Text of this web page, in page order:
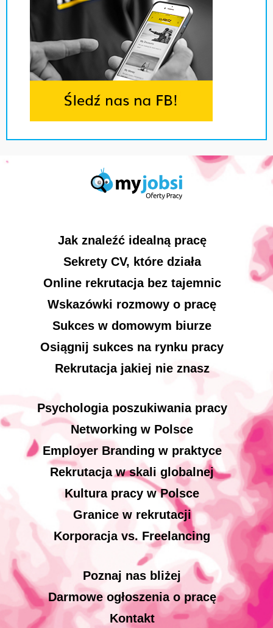
Jak znaleźć idealną pracę
Sekrety CV, które działa
Online rekrutacja bez tajemnic
Wskazówki rozmowy o pracę
Sukces w domowym biurze
Osiągnij sukces na rynku pracy
Rekrutacja jakiej nie znasz
Psychologia poszukiwania pracy
Networking w Polsce
Employer Branding w praktyce
Rekrutacja w skali globalnej
Kultura pracy w Polsce
Granice w rekrutacji
Korporacja vs. Freelancing
Poznaj nas bliżej
Darmowe ogłoszenia o pracę
Kontakt